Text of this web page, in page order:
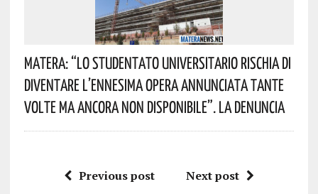
Matera: “Lo Studentato Universitario Rischia Di
Diventare L’ennesima Opera Annunciata Tante
Volte Ma Ancora Non Disponibile”. La Denuncia
Previous post Next post